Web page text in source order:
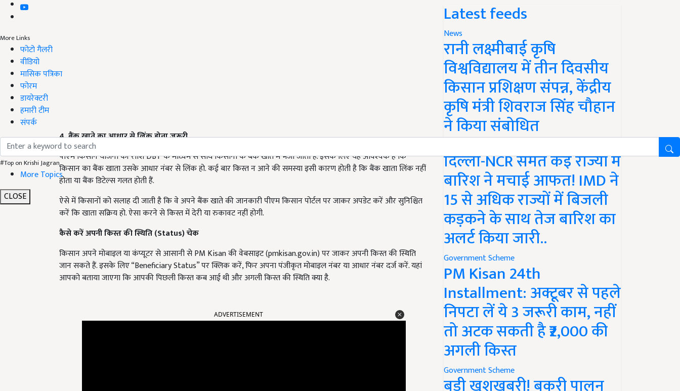
More Links
फोटो गैलरी
वीडियो
मासिक पत्रिका
फोरम
डायरेक्टरी
हमारी टीम
संपर्क
#Top on Krishi Jagran
More Topics
CLOSE
4. बैंक खाते का आधार से लिंक होना जरूरी
पीएम किसान योजना की राशि DBT के माध्यम से सीधे किसानों के बैंक खाते में भेजी जाती है. इसके लिए यह आवश्यक है कि
किसान का बैंक खाता उसके आधार नंबर से लिंक हो. कई बार किस्त न आने की समस्या इसी कारण होती है कि बैंक खाता लिंक नहीं
होता या बैंक डिटेल्स गलत होती हैं.
ऐसे में किसानों को सलाह दी जाती है कि वे अपने बैंक खाते की जानकारी पीएम किसान पोर्टल पर जाकर अपडेट करें और सुनिश्चित
करें कि खाता सक्रिय हो. ऐसा करने से किस्त में देरी या रुकावट नहीं होगी.
कैसे करें अपनी किस्त की स्थिति (Status)चेक
किसान अपने मोबाइल या कंप्यूटर से आसानी से PM Kisan की वेबसाइट (pmkisan.gov.in) पर जाकर अपनी किस्त की स्थिति
जान सकते हैं. इसके लिए “Beneficiary Status” पर क्लिक करें, फिर अपना पंजीकृत मोबाइल नंबर या आधार नंबर दर्ज करें. यहां
आपको बताया जाएगा कि आपकी पिछली किस्त कब आई थी और अगली किस्त की स्थिति क्या है.
ADVERTISEMENT
Latest feeds
News
रानी लक्ष्मीबाई कृषि
विश्वविद्यालय में तीन दिवसीय
किसान प्रशिक्षण संपन्न, केंद्रीय
कृषि मंत्री शिवराज सिंह चौहान
ने किया संबोधित
दिल्ली-NCR समेत कई राज्यों में
बारिश ने मचाई आफत! IMD ने
15 से अधिक राज्यों में बिजली
कड़कने के साथ तेज बारिश का
अलर्ट किया जारी..
Government Scheme
PM Kisan 24th
Installment: अक्टूबर से पहले
निपटा लें ये 3 जरूरी काम, नहीं
तो अटक सकती है ₹2,000 की
अगली किस्त
Government Scheme